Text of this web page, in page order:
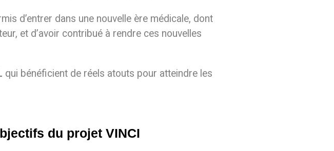
d’entrer dans une nouvelle ère médicale, dont
et d’avoir contribué à rendre ces nouvelles
qui bénéficient de réels atouts pour atteindre les
du projet VINCI